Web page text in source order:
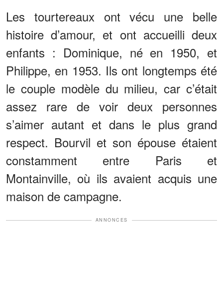
Les tourtereaux ont vécu une belle
histoire d’amour, et ont accueilli deux
enfants : Dominique, né en 1950, et
Philippe, en 1953. Ils ont longtemps été
le couple modèle du milieu, car c’était
assez rare de voir deux personnes
s’aimer autant et dans le plus grand
respect. Bourvil et son épouse étaient
constamment entre Paris et
Montainville, où ils avaient acquis une
maison de campagne.
ANNONCES